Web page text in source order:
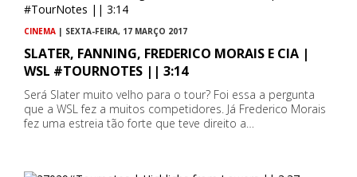
CINEMA | SEXTA-FEIRA, 17 MARÇO 2017
SLATER, FANNING, FREDERICO MORAIS E CIA |
WSL #TOURNOTES || 3:14
Será Slater muito velho para o tour? Foi essa a pergunta
que a WSL fez a muitos competidores. Já Frederico Morais
fez uma estreia tão forte que teve direito a…